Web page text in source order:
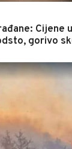
Cijene
gorivo